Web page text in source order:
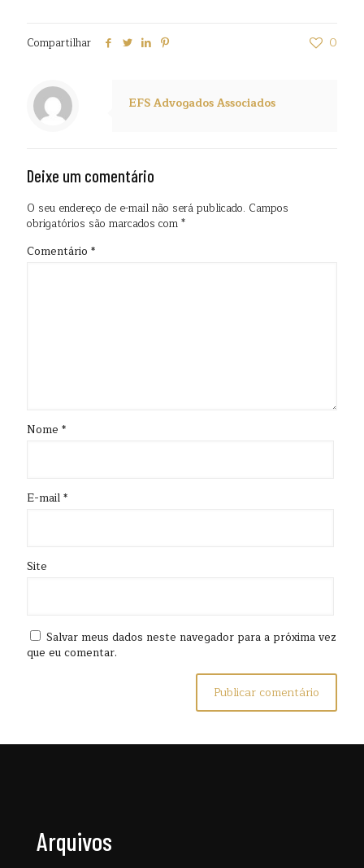
Compartilhar 0
EFS Advogados Associados
Deixe um comentário
O seu endereço de e-mail não será publicado. Campos
obrigatórios são marcados com*
Comentário *
Nome *
E-mail*
Site
Salvar meus dados neste navegador para a próxima vez
que eu comentar.
Arquivos